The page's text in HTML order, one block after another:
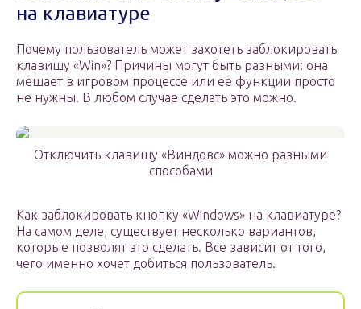
на клавиатуре
Почему пользователь может захотеть заблокировать
клавишу «Win»? Причины могут быть разными: она
мешает в игровом процессе или ее функции просто
не нужны. В любом случае сделать это можно.
Отключить клавишу «Виндовс» можно разными
способами
Как заблокировать кнопку «Windows» на клавиатуре?
На самом деле, существует несколько вариантов,
которые позволят это сделать. Все зависит от того,
чего именно хочет добиться пользователь.